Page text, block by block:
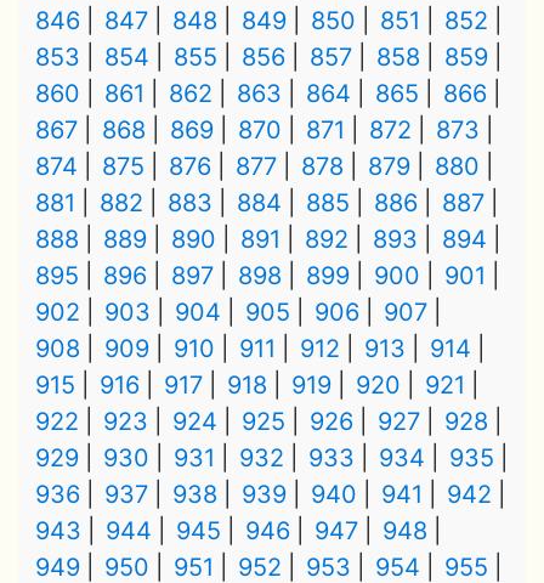
846
847 848 849 850 851
852
853
854 855 856 857 858
859
860
861 862 863 864 865
866
867
868 869 870 871 872
873
874
875 876 877 878 879
880
881
882 883 884 885 886
887
888
889 890 891 892 893
894
895
896 897 898 899 900
901
902
903 904 905 906
907
908
909 910 911 912 913
914
915
916 917 918 919 920
921
922
923 924 925 926 927
928
929
930 931 932 933 934
935
936
937 938 939 940 941
942
943
944 945 946 947
948
949
950 951 952 953 954
955